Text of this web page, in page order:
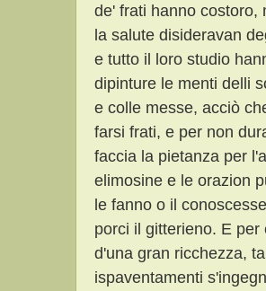
de' frati hanno
la salute disideravan
e tutto il loro studio
dipinture le menti delli
e colle messe, acciò
farsi frati, e per non
faccia la pietanza per
elimosine e le orazion
le fanno o il
porci il gitterieno. E
d'una gran ricchezza,
ispaventamenti